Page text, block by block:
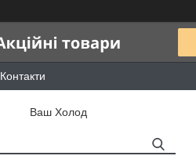
Контакти
Ваш Холод